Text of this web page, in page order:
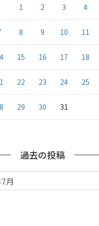
1 2 3 4
8 9 10 11
15 16 17 18
22 23 24 25
29 30 31
過去の投稿